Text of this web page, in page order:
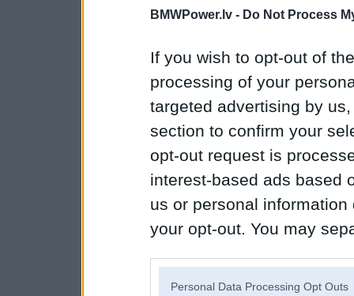
BMWPower.lv - Do Not Process
If you wish to opt-out of
processing of your
targeted advertising by
section to confirm your
opt-out request is
interest-based ads based
us or personal
your opt-out. You may
Personal Data Processing Opt Outs